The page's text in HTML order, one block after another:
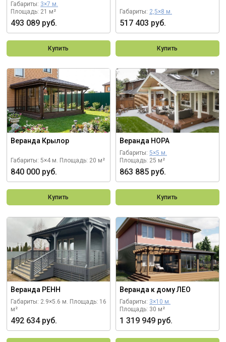
Габариты: 3×7 м.
Площадь: 21 м²
493 089 руб.
Купить
Габариты: 2,5×8 м.
517 403 руб.
Купить
Веранда Крылор
Габариты: 5×4 м. Площадь: 20 м²
840 000 руб.
Купить
Веранда НОРА
Габариты: 5×5 м.
Площадь: 25 м²
863 885 руб.
Купить
Веранда РЕНН
Габариты: 2.9×5.6 м. Площадь: 16
м²
492 634 руб.
Веранда к дому ЛЕО
Габариты: 3×10 м.
Площадь: 30 м²
1 319 949 руб.